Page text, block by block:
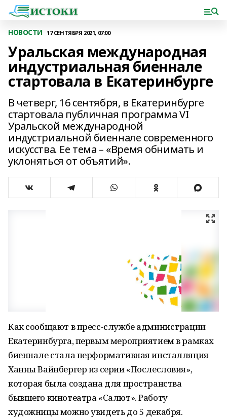
НОВОСТИ 17 СЕНТЯБРЯ 2021, 07:00
Уральская международная
индустриальная биеннале
стартовала в Екатеринбурге
В четверг, 16 сентября, в Екатеринбурге
стартовала публичная программа VI
Уральской международной
индустриальной биеннале современного
искусства. Ее тема – «Время обнимать и
уклоняться от объятий».
Как сообщают в пресс-службе администрации
Екатеринбурга, первым мероприятием в рамках
биеннале стала перформативная инсталляция
Ханны Вайнбергер из серии «Послесловия»,
которая была создана для пространства
бывшего кинотеатра «Салют». Работу
художницы можно увидеть до 5 декабря.